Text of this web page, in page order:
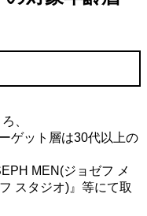
、
ゲット層は30代以上の
MEN(ジョゼフ メ
スタジオ)』等にて取